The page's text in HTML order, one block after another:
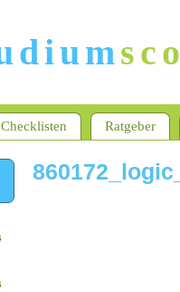
Checklisten Ratgeber